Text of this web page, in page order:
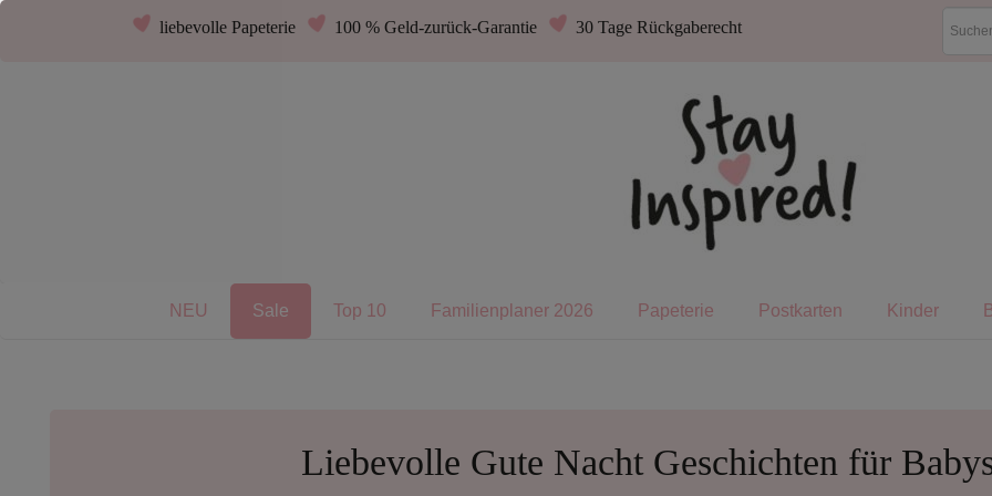
liebevolle Papeterie 100 % Geld-zurück-Garantie 30 Tage Rückgaberecht
NEU Sale Top 10 Familienplaner 2026 Papeterie Postkarten Kinder
Liebevolle Gute Nacht Geschichten für